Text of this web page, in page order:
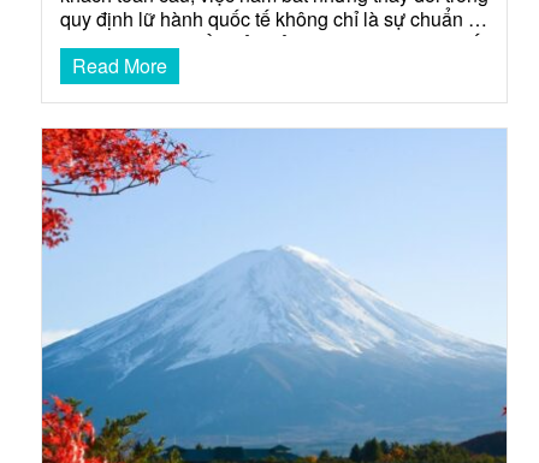
quy định lữ hành quốc tế không chỉ là sự chuẩn bị,
mà còn là một phần của trải nghiệm du lịch tinh tế.
Khi cánh cửa châu Âu chuẩn bị chào đón một
kỷ…
Read More